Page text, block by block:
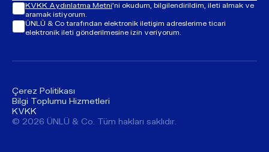
ÜNLÜ & Co tarafından elektronik iletişim adreslerime ticari
elektronik ileti gönderilmesine izin veriyorum.
KVKK Aydınlatma Metni'ni okudum, bilgilendirildim, ileti almak ve
aramak istiyorum.
Çerez Politikası
Bilgi Toplumu Hizmetleri
KVKK
© ​​2026 ÜNLÜ & Co. Tüm hakları saklıdır.